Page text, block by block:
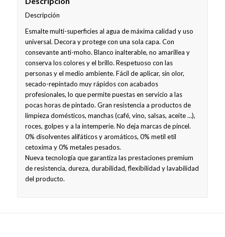
Descripción
Esmalte multi-superficies al agua de máxima calidad y uso
universal. Decora y protege con una sola capa. Con
consevante anti-moho. Blanco inalterable, no amarillea y
conserva los colores y el brillo. Respetuoso con las
personas y el medio ambiente. Fácil de aplicar, sin olor,
secado-repintado muy rápidos con acabados
profesionales, lo que permite puestas en servicio a las
pocas horas de pintado. Gran resistencia a productos de
limpieza domésticos, manchas (café, vino, salsas, aceite …),
roces, golpes y a la intemperie. No deja marcas de pincel.
0% disolventes alifáticos y aromáticos, 0% metil etil
cetoxima y 0% metales pesados.
Nueva tecnología que garantiza las prestaciones premium
de resistencia, dureza, durabilidad, flexibilidad y lavabilidad
del producto.